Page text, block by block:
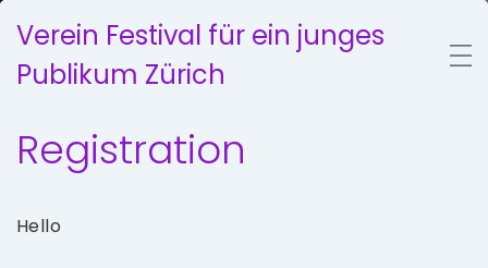
Verein Festival für ein junges
Publikum Zürich
Registration
Hello